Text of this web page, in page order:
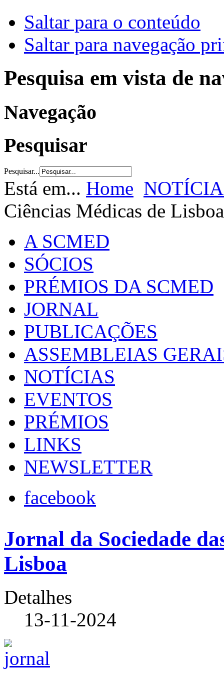
Saltar para o conteúdo
Saltar para navegação
Pesquisa em vista de
Navegação
Pesquisar
Pesquisar...
Está em... Home
Ciências Médicas de Lisboa
A SCMED
SÓCIOS
PRÉMIOS DA SCMED
JORNAL
PUBLICAÇÕES
ASSEMBLEIAS
NOTÍCIAS
EVENTOS
PRÉMIOS
LINKS
NEWSLETTER
facebook
Jornal da Sociedade
Lisboa
Detalhes
13-11-2024